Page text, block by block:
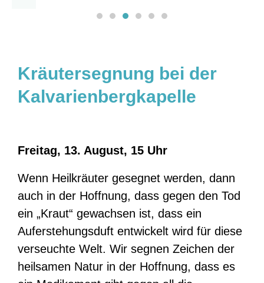
Kräutersegnung bei der
Kalvarienbergkapelle
Freitag, 13. August, 15 Uhr
Wenn Heilkräuter gesegnet werden, dann
auch in der Hoffnung, dass gegen den Tod
ein „Kraut“ gewachsen ist, dass ein
Auferstehungsduft entwickelt wird für diese
verseuchte Welt. Wir segnen Zeichen der
heilsamen Natur in der Hoffnung, dass es